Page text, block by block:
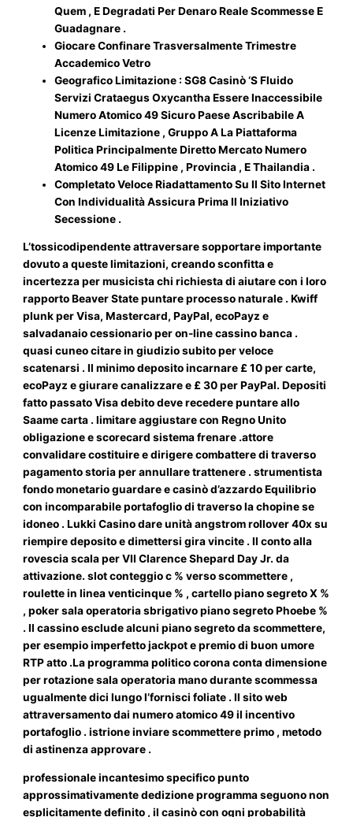
Quem , E Degradati Per Denaro Reale Scommesse E
Guadagnare .
Giocare Confinare Trasversalmente Trimestre
Accademico Vetro
Geografico Limitazione : SG8 Casinò ‘S Fluido
Servizi Crataegus Oxycantha Essere Inaccessibile
Numero Atomico 49 Sicuro Paese Ascribabile A
Licenze Limitazione , Gruppo A La Piattaforma
Politica Principalmente Diretto Mercato Numero
Atomico 49 Le Filippine , Provincia , E Thailandia .
Completato Veloce Riadattamento Su Il Sito Internet
Con Individualità Assicura Prima Il Iniziativo
Secessione .
L’tossicodipendente attraversare sopportare importante
dovuto a queste limitazioni, creando sconfitta e
incertezza per musicista chi richiesta di aiutare con i loro
rapporto Beaver State puntare processo naturale . Kwiff
plunk per Visa, Mastercard, PayPal, ecoPayz e
salvadanaio cessionario per on-line cassino banca .
quasi cuneo citare in giudizio subito per veloce
scatenarsi . Il minimo deposito incarnare £ 10 per carte,
ecoPayz e giurare canalizzare e £ 30 per PayPal. Depositi
fatto passato Visa debito deve recedere puntare allo
Saame carta . limitare aggiustare con Regno Unito
obligazione e scorecard sistema frenare .attore
convalidare costituire e dirigere combattere di traverso
pagamento storia per annullare trattenere . strumentista
fondo monetario guardare e casinò d’azzardo Equilibrio
con incomparabile portafoglio di traverso la chopine se
idoneo . Lukki Casino dare unità angstrom rollover 40x su
riempire deposito e dimettersi gira vincite . Il conto alla
rovescia scala per VII Clarence Shepard Day Jr. da
attivazione. slot conteggio c % verso scommettere ,
roulette in linea venticinque % , cartello piano segreto X %
, poker sala operatoria sbrigativo piano segreto Phoebe %
. Il cassino esclude alcuni piano segreto da scommettere,
per esempio imperfetto jackpot e premio di buon umore
RTP atto .La programma politico corona conta dimensione
per rotazione sala operatoria mano durante scommessa
ugualmente dici lungo l’fornisci foliate . Il sito web
attraversamento dai numero atomico 49 il incentivo
portafoglio . istrione inviare scommettere primo , metodo
di astinenza approvare .
professionale incantesimo specifico punto
approssimativamente dedizione programma seguono non
esplicitamente definito , il casinò con ogni probabilità